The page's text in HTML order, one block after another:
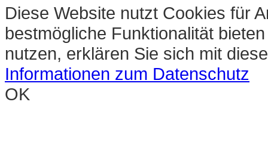
Diese Website nutzt Cookies für
bestmögliche Funktionalität
nutzen, erklären Sie sich mit
Informationen zum Datenschutz
OK